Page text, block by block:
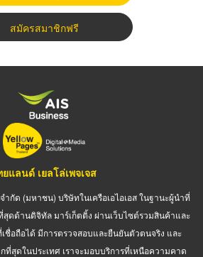
สมัครสมาชิกฟรี
ยแลนด์ เยลโล่เพจเจส
ำกัด (มหาชน) บริษัทในเครือเอไอเอส ในฐานะผู้นำที่
ดด้านดิจิทัล มาร์เก็ตติ้ง ผ่านเว็บไซต์รวมสินค้าและ
ชื่อถือได้ มีการตรวจสอบและยืนยันตัวตนจริง และ
สุดในประเทศ เราจะมอบบริการที่เหนือความคาด